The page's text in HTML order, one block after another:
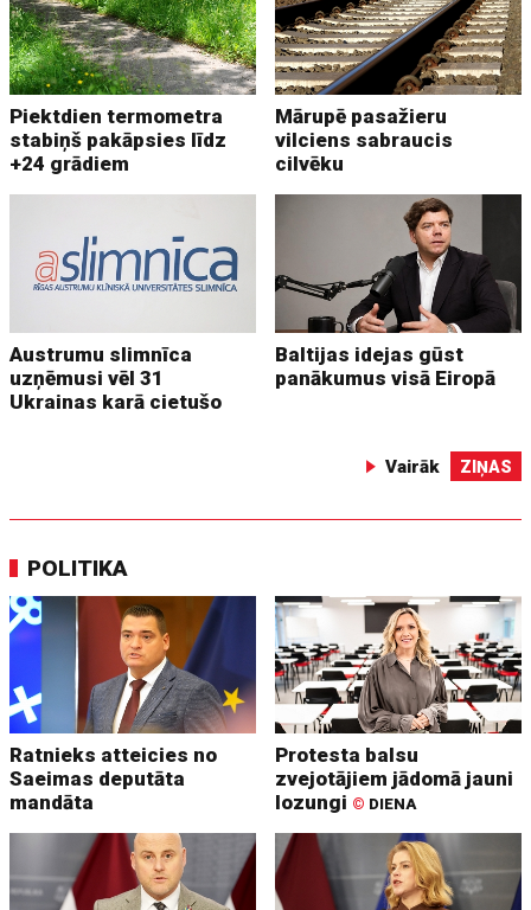
Piektdien termometra
stabiņš pakāpsies līdz
+24 grādiem
Mārupē pasažieru
vilciens sabraucis
cilvēku
Austrumu slimnīca
uzņēmusi vēl 31
Ukrainas karā cietušo
Baltijas idejas gūst
panākumus visā Eiropā
Vairāk ZIŅAS
POLITIKA
Ratnieks atteicies no
Saeimas deputāta
mandāta
Protesta balsu
zvejotājiem jādomā jauni
lozungi © DIENA